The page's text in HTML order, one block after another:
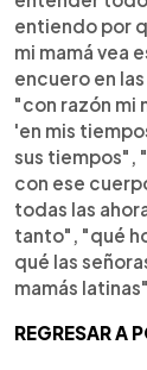
entiendo por
mi mamá vea
encuero en
"con razón mi
'en mis
sus tiempos",
con ese
todas las
tanto", "qué
qué las
mamás
REGRESAR A